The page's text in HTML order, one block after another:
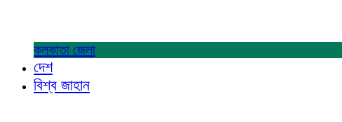
কলকাতা জেলা
দেশ
বিশ্ব জাহান